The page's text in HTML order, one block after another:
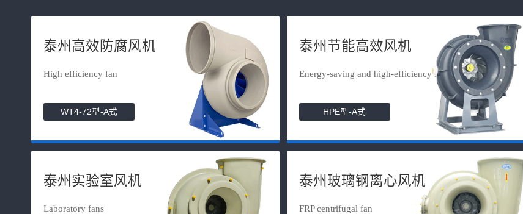
泰州高效防腐风机
High efficiency fan
WT4-72型-A式
泰州节能高效风机
Energy-saving and high-efficiency f...
HPE型-A式
泰州实验室风机
Laboratory fans
泰州玻璃钢离心风机
FRP centrifugal fan